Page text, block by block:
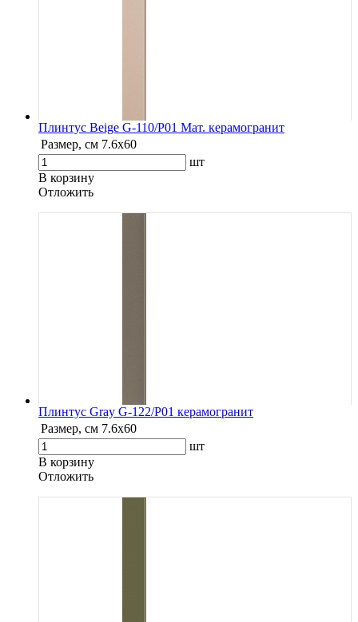
Плинтус Beige G-110/P01 Мат. керамогранит
Размер, см 7.6х60
шт
В корзину
Oтложить
Плинтус Gray G-122/P01 керамогранит
Размер, см 7.6х60
шт
В корзину
Oтложить